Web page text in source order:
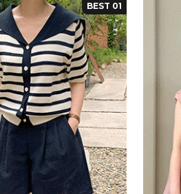
BEST 01